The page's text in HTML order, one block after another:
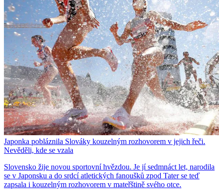
Japonka pobláznila Slováky kouzelným rozhovorem v jejich řeči.
Nevěděli, kde se vzala
Slovensko žije novou sportovní hvězdou. Je jí sedmnáct let, narodila
se v Japonsku a do srdcí atletických fanoušků zpod Tater se teď
zapsala i kouzelným rozhovorem v mateřštině svého otce.